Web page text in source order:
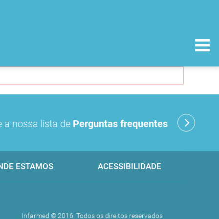
a nossa lista de Perguntas frequentes
ESTAMOS ACESSIBILIDADE
Infarmed © 2016. Todos os direitos reservados